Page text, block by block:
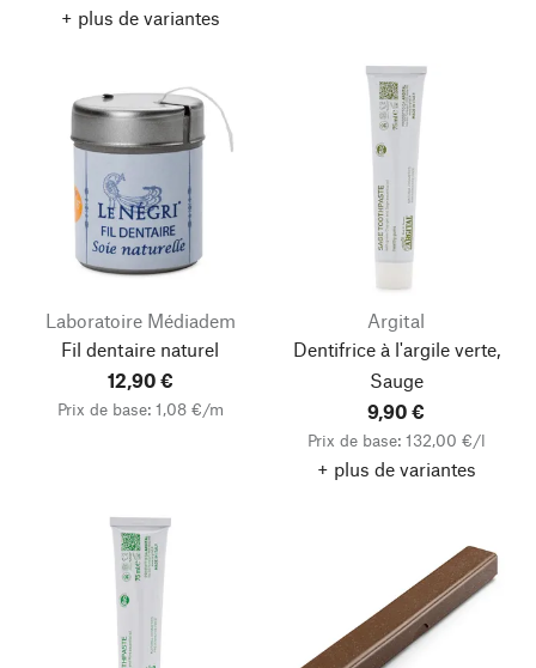
+ plus de variantes
Laboratoire Médiadem
Fil dentaire naturel
12,90 €
Prix de base: 1,08 €/m
Argital
Dentifrice à l'argile verte,
Sauge
9,90 €
Prix de base: 132,00 €/l
+ plus de variantes